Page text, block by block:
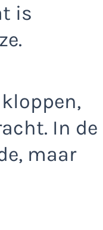
is
In de
maar